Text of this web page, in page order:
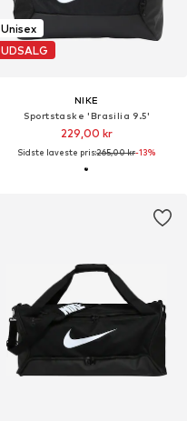
Unisex
UDSALG
NIKE
Sportstaske 'Brasilia 9.5'
229,00 kr
Sidste laveste pris:265,00 kr-13%